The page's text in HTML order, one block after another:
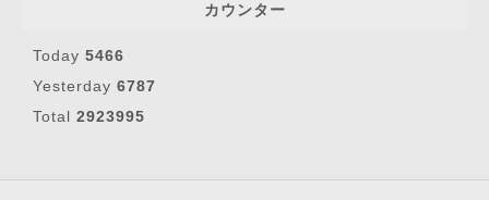
カウンター
Today 5466
Yesterday 6787
Total 2923995